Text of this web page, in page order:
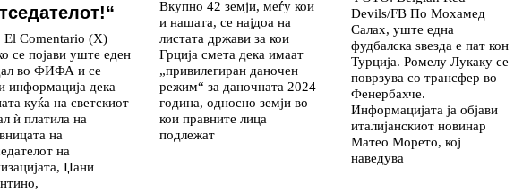
El Comentario (X)
се појави уште еден
во ФИФА и се
информација дека
куќа на светскиот
ѝ платила на
на
на
Џани
Вкупно 42 земји, меѓу кои
и нашата, се најдоа на
листата држави за кои
Грција смета дека имаат
„привилегиран даночен
режим“ за даночната 2024
година, односно земји во
кои правните лица
подлежат
Devils/FB По Мохамед
Салах, уште една
фудбалска ѕвезда е пат кон
Турција. Ромелу Лукаку се
поврзува со трансфер во
Фенербахче.
Информацијата ја објави
италијанскиот новинар
Матео Морето, кој
наведува